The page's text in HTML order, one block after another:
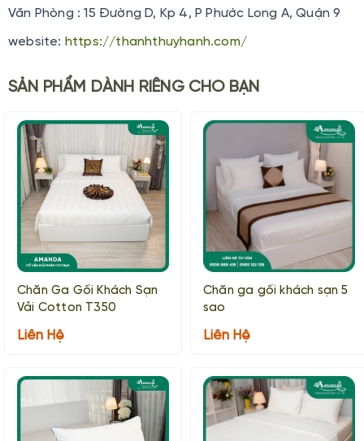
Văn Phòng : 15 Đường D, Kp 4, P Phước Long A, Quận 9
website: https://thanhthuyhanh.com/
SẢN PHẨM DÀNH RIÊNG CHO BẠN
Chăn Ga Gối Khách Sạn
Vải Cotton T350
Liên Hệ
Chăn ga gối khách sạn 5
sao
Liên Hệ